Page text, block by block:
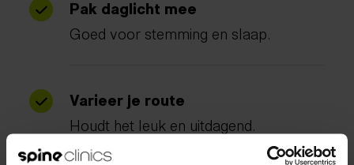
Pak daglicht mee
Goed voor stemming en slaap.
Varieer je route
Houdt het leuk en uitdagend.